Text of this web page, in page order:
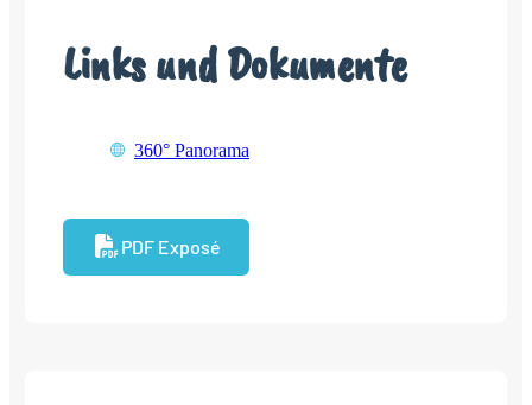
Links und Dokumente
360° Panorama
PDF Exposé